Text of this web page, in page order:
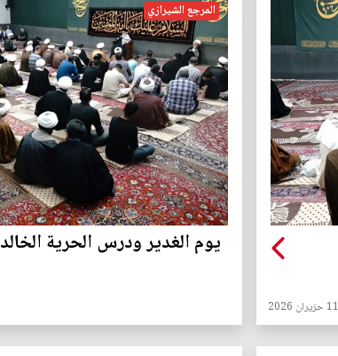
المرجع الشيرازي
يوم الغدير ودرس الحرية الخالد